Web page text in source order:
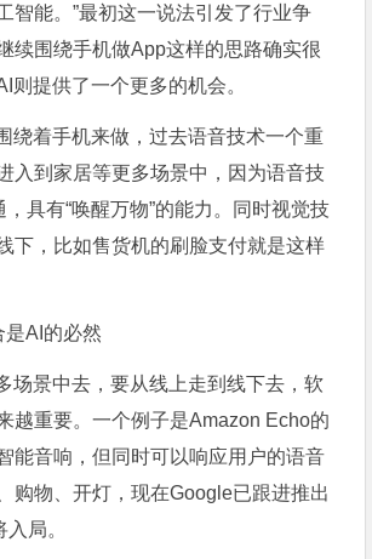
智能。”最初这一说法引发了行业争
续围绕手机做App这样的思路确实很
则提供了一个更多的机会。
绕着手机来做，过去语音技术一个重
入到家居等更多场景中，因为语音技
，具有“唤醒万物”的能力。同时视觉技
下，比如售货机的刷脸支付就是这样
是AI的必然
场景中去，要从线上走到线下去，软
越重要。一个例子是Amazon Echo的
能音响，但同时可以响应用户的语音
购物、开灯，现在Google已跟进推出
局。